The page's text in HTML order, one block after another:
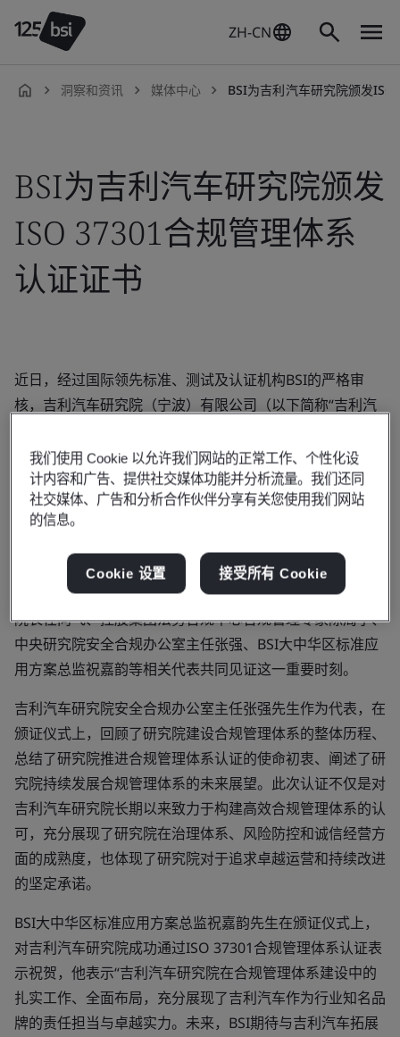
ZH-CN
洞察和资讯 媒体中心 BSI为吉利汽车研究院颁发ISO
BSI为吉利汽车研究院颁发
ISO 37301合规管理体系
认证证书
近日，经过国际领先标准、测试及认证机构BSI的严格审
核，吉利汽车研究院（宁波）有限公司（以下简称“吉利汽
合规管理体系认证证书，这标志着吉利汽车研究院在合规管
理方面已达到国际认可的高标准，象征着公司在合规管理领
域迈入了一个全新的发展阶段，彰显了其在合规管理领域的
领先理念和卓越实践。
颁证仪式于吉利汽车研究院-杭州湾研发中心举行。出席仪
式的重要嘉宾包括吉利汽车集团研发系统中央研究院常务副
院长任向飞、控股集团法务合规中心合规管理专家陈周宁、
中央研究院安全合规办公室主任张强、BSI大中华区标准应
用方案总监祝嘉韵等相关代表共同见证这一重要时刻。
吉利汽车研究院安全合规办公室主任张强先生作为代表，在
颁证仪式上，回顾了研究院建设合规管理体系的整体历程、
总结了研究院推进合规管理体系认证的使命初衷、阐述了研
究院持续发展合规管理体系的未来展望。此次认证不仅是对
吉利汽车研究院长期以来致力于构建高效合规管理体系的认
可，充分展现了研究院在治理体系、风险防控和诚信经营方
面的成熟度，也体现了研究院对于追求卓越运营和持续改进
的坚定承诺。
BSI大中华区标准应用方案总监祝嘉韵先生在颁证仪式上，
对吉利汽车研究院成功通过ISO 37301合规管理体系认证表
示祝贺，他表示“吉利汽车研究院在合规管理体系建设中的
扎实工作、全面布局，充分展现了吉利汽车作为行业知名品
牌的责任担当与卓越实力。未来，BSI期待与吉利汽车拓展
我们使用 Cookie 以允许我们网站的正常工作、个性化设
计内容和广告、提供社交媒体功能并分析流量。我们还同
社交媒体、广告和分析合作伙伴分享有关您使用我们网站
的信息。
Cookie 设置 接受所有 Cookie